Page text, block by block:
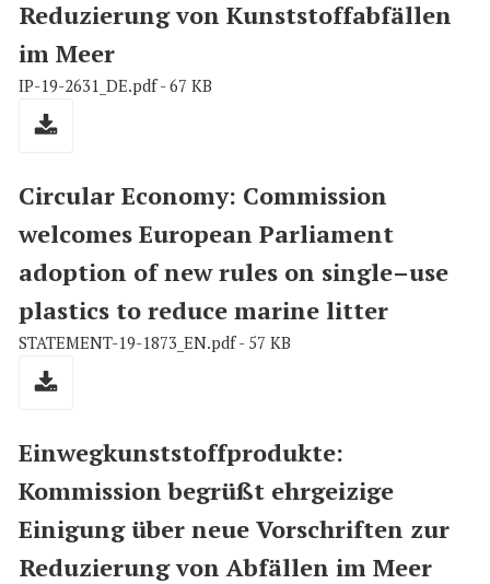
Reduzierung von Kunststoffabfällen
im Meer
IP-19-2631_DE.pdf - 67 KB
Circular Economy: Commission
welcomes European Parliament
adoption of new rules on single–use
plastics to reduce marine litter
STATEMENT-19-1873_EN.pdf - 57 KB
Einwegkunststoffprodukte:
Kommission begrüßt ehrgeizige
Einigung über neue Vorschriften zur
Reduzierung von Abfällen im Meer